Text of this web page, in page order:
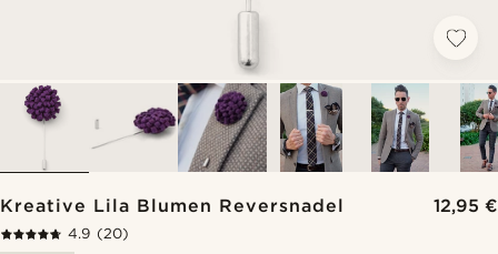
Kreative Lila Blumen Reversnadel 12,95 €
4.9 (20)